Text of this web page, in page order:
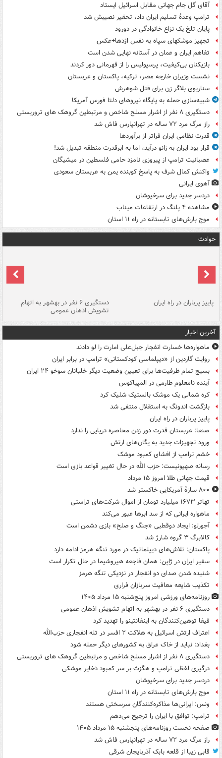
آقای گل جام جهانی مقابل اسرائیل ایستاد
ترامپ وعدۀ تسلیم ایران داد، تحقیر نصیبش شد
پایان تلخ یک نزاع خانوادگی در دورود
تجهیز موشکهای سپاه به نفس اژدها+عکس
تفاهم ایران و عمان در آستانه نهایی شدن است
بازیکنان بی‌کیفیت، پرسپولیس را از قهرمانی دور کردند
نشست وزیران خارجه مصر، ترکیه، پاکستان و عربستان
سناریوی بلاگر زن برای قتل شوهرش
شبیه‌سازی حمله به پایگاه نیروهای دلتا فورس آمریکا
دستگیری ۸ نفر از اشرار مسلح شاخص و مرتبطین گروهک های تروریستی
راز مرگ مرد ۷۲ ساله در تهرانپارس فاش شد
قدرت نظامی ایران فراتر از برآوردها
قرار بود ایران به زانو درآید، اما به ابرقدرت منطقه تبدیل شد!
عصبانیت ترامپ از پیروزی نامزد حامی فلسطین در میشیگان
واکنش کمال شرف به پاسخ کوبنده یمن به عربستان سعودی
آهوی ایرانی
دردسر جدید برای سرخپوشان
مشاهده ۴ پلنگ در ارتفاعات میناب
موج بارش‌های تابستانه در راه ۱۱ استان
حوادث
پاییز پرباران در راه ایران دستگیری ۶ نفر در بهشهر به اتهام
تشویش اذهان عمومی
آخرین اخبار
ماهواره‌ها خسارت انفجار جبل‌علی امارت را لو دادند
روایت گاردین از «دیپلماسی کودکستانی» ترامپ در برابر ایران
بسیج تمام ظرفیت‌ها برای تعیین وضعیت دیگر خلبانان سوخو ۲۴ ایران
آینده نامعلوم طارمی در المپیاکوس
کره شمالی یک موشک بالستیک شلیک کرد
بازگشت اندونگ به استقلال منتفی شد
پاییز پرباران در راه ایران
صنعا: عربستان قدرت دور زدن محاصره دریایی را ندارد
ورود تجهیزات جدید به یگان‌های ارتش
خشم ترامپ از افشای کمبود موشک
رسانه صهیونیست: حزب الله در حال تغییر قواعد بازی است
قیمت جهانی طلا امروز ۱۵ مرداد
۸۰۰ سازۀ آمریکایی خاکستر شد
تهاتر ۱۶۷۳ میلیارد تومان از اموال شرکت‌های تراستی
ماهواره ایرانی که از سد ابرها عبور می‌کند
آجورلو: ایجاد دوقطبی «جنگ و صلح‌» بازی دشمن است
کالابرگ ۳ گروه شارژ شد
پاکستان: تلاش‌های دیپلماتیک در مورد تنگه هرمز ادامه دارد
سفیر ایران در ژاپن: همان فاجعه هیروشیما در حال تکرار است
شنیده شدن صدای دو انفجار در نزدیکی تنگه هرمز
تکذیب شایعه معافیت سربازان فراری
روزنامه‌های ورزشی امروز پنج‌شنبه ۱۵ مرداد ۱۴۰۵
دستگیری ۶ نفر در بهشهر به اتهام تشویش اذهان عمومی
فیفا توهین‌کنندگان به اینفانتینو را تهدید کرد
اعتراف ارتش اسرائیل به هلاکت ۲ افسر در تله انفجاری حزب‌الله
بغداد: نباید از خاک عراق به کشورهای دیگر حمله شود
دستگیری ۸ نفر از اشرار مسلح شاخص و مرتبطین گروهک های تروریستی
درگیری لفظی ترامپ و هگزث بر سر کمبود ذخایر موشکی
دردسر جدید برای سرخپوشان
موج بارش‌های تابستانه در راه ۱۱ استان
ونس: ایرانی‌ها مذاکره‌کنندگان سرسختی هستند
ترامپ: توافق با ایران را ترجیح می‌دهم
صفحه نخست روزنامه‌های پنجشنبه ۱۵ مرداد ۱۴۰۵
راز مرگ مرد ۷۲ ساله در تهرانپارس فاش شد
قابی زیبا از قلعه بابک آذربایجان شرقی